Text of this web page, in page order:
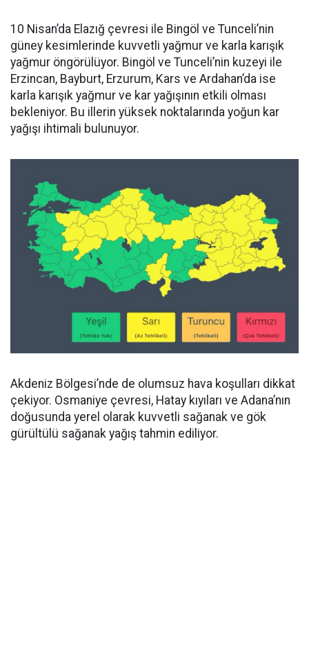
10 Nisan’da Elazığ çevresi ile Bingöl ve Tunceli’nin
güney kesimlerinde kuvvetli yağmur ve karla karışık
yağmur öngörülüyor. Bingöl ve Tunceli’nin kuzeyi ile
Erzincan, Bayburt, Erzurum, Kars ve Ardahan’da ise
karla karışık yağmur ve kar yağışının etkili olması
bekleniyor. Bu illerin yüksek noktalarında yoğun kar
yağışı ihtimali bulunuyor.
Akdeniz Bölgesi’nde de olumsuz hava koşulları dikkat
çekiyor. Osmaniye çevresi, Hatay kıyıları ve Adana’nın
doğusunda yerel olarak kuvvetli sağanak ve gök
gürültülü sağanak yağış tahmin ediliyor.